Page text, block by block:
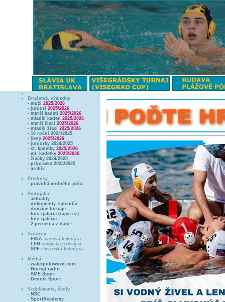
Družstvá, výsledky
- muži 2025/2026
- juniori 2025/2026
- starší kadeti 2025/2026
- mladší kadeti 2025/2026
- starší žiaci 2025/2026
- mladší žiaci 2025/2026
- 10 roční 2024/2025
- ženy 2025/2026
- juniorky 2024/2025
- st. kadetky 2025/2026
- ml. kadetky 2025/2026
- žiačky 2024/2025
- prípravka 2024/2025
- archív
Predpisy
- pravidlá vodného póla
Podujatia
- aktuality
- dokumenty, kalendár
- domáce turnaje
- foto galeria (rajce.cz)
- foto galéria
- 2 percenta z dane
Autority
- FINA svetová federácia
- LEN európska federácia
- SPF slovenská federácia
Médiá
- waterpoloword.com
- Hornet radio
- SME-Šport
- Denník Šport
Vzdelávanie, školy
- NŠC
- SportAcademy